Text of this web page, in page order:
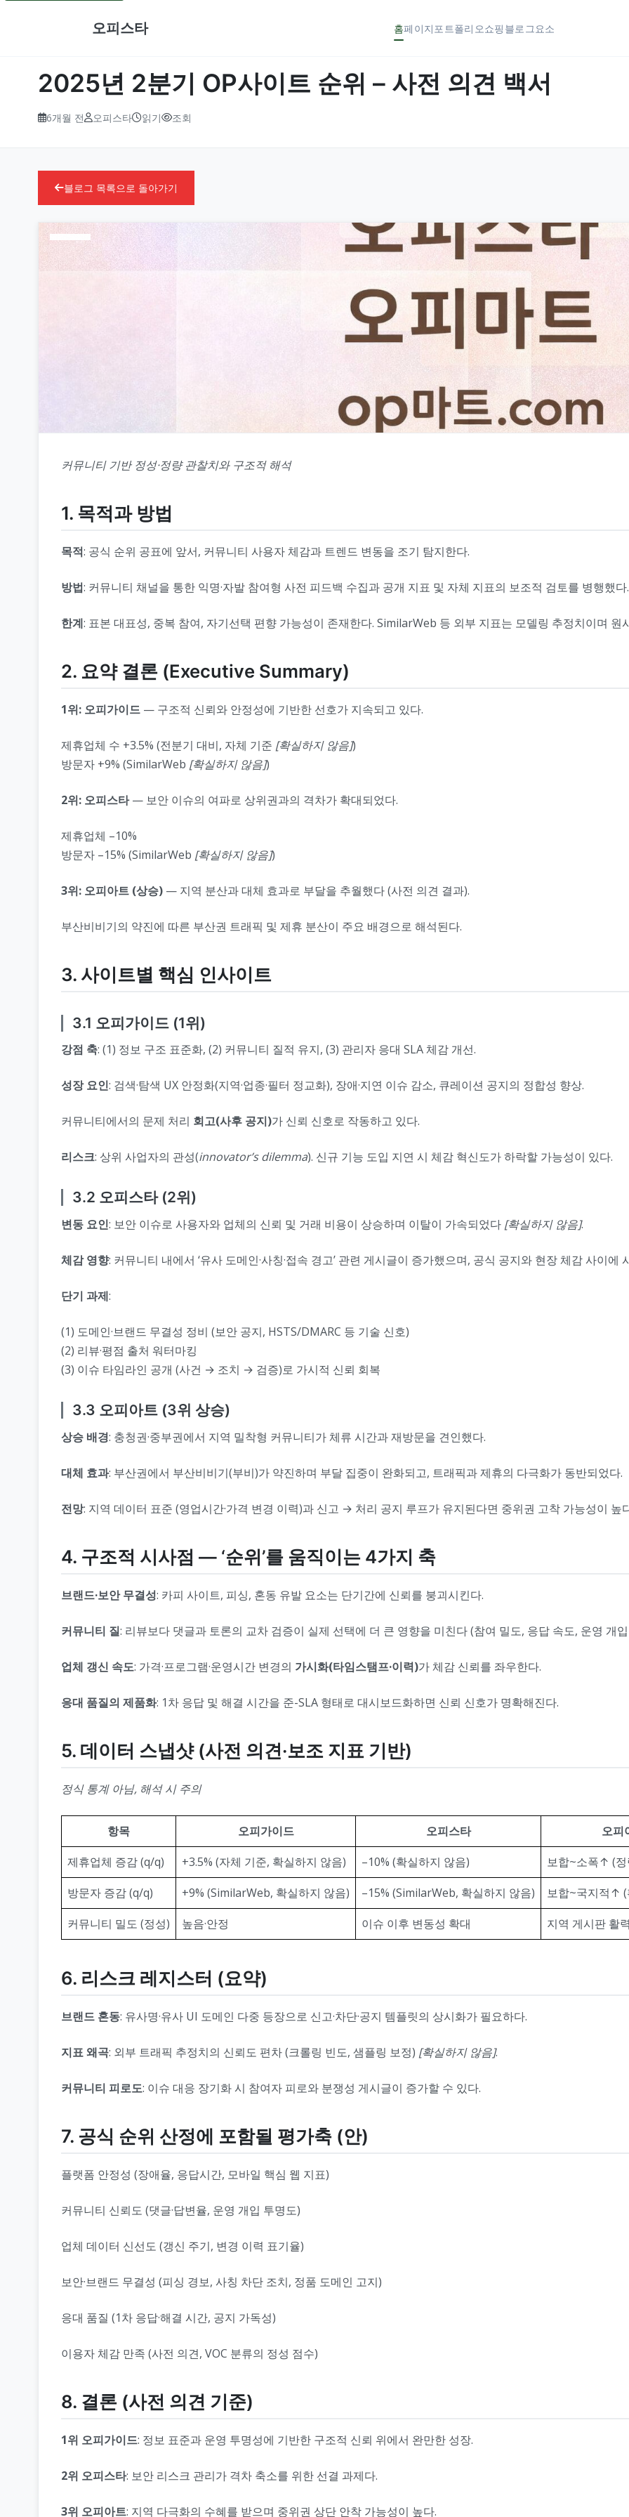
오피스타 홈페이지 포트폴리오쇼핑 블로그 요소
2025년 2분기 OP사이트 순위 – 사전 의견 백서
6개월 전 오피스타 읽기 조회
블로그 목록으로 돌아가기
커뮤니티 기반 정성·정량 관찰치와 구조적 해석
1. 목적과 방법
목적: 공식 순위 공표에 앞서, 커뮤니티 사용자 체감과 트렌드 변동을 조기 탐지한다.
방법: 커뮤니티 채널을 통한 익명·자발 참여형 사전 피드백 수집과 공개 지표 및 자체 지표의 보조적 검토를 병행했다.
한계: 표본 대표성, 중복 참여, 자기선택 편향 가능성이 존재한다. SimilarWeb 등 외부 지표는 모델링 추정치이며 원
2. 요약 결론 (Executive Summary)
1위: 오피가이드 — 구조적 신뢰와 안정성에 기반한 선호가 지속되고 있다.
제휴업체 수 +3.5% (전분기 대비, 자체 기준 [확실하지 않음])
방문자 +9% (SimilarWeb [확실하지 않음])
2위: 오피스타— 보안 이슈의 여파로 상위권과의 격차가 확대되었다.
제휴업체 –10%
방문자 –15% (SimilarWeb [확실하지 않음])
3위: 오피아트 (상승) — 지역 분산과 대체 효과로 부달을 추월했다 (사전 의견 결과).
부산비비기의 약진에 따른 부산권 트래픽 및 제휴 분산이 주요 배경으로 해석된다.
3. 사이트별 핵심 인사이트
3.1 오피가이드 (1위)
강점 축: (1) 정보 구조 표준화, (2) 커뮤니티 질적 유지, (3) 관리자 응대 SLA 체감 개선.
성장 요인: 검색·탐색 UX 안정화(지역·업종·필터 정교화), 장애·지연 이슈 감소, 큐레이션 공지의 정합성 향상.
커뮤니티에서의 문제 처리 회고(사후 공지)가 신뢰 신호로 작동하고 있다.
리스크: 상위 사업자의 관성(innovator’s dilemma). 신규 기능 도입 지연 시 체감 혁신도가 하락할 가능성이 있다.
3.2 오피스타 (2위)
변동 요인: 보안 이슈로 사용자와 업체의 신뢰 및 거래 비용이 상승하며 이탈이 가속되었다 [확실하지 않음].
체감 영향: 커뮤니티 내에서 ‘유사 도메인·사칭·접속 경고’ 관련 게시글이 증가했으며, 공식 공지와 현장 체감 사이에
단기 과제:
(1) 도메인·브랜드 무결성 정비 (보안 공지, HSTS/DMARC 등 기술 신호)
(2) 리뷰·평점 출처 워터마킹
(3) 이슈 타임라인 공개 (사건 → 조치 → 검증)로 가시적 신뢰 회복
3.3 오피아트 (3위 상승)
상승 배경: 충청권·중부권에서 지역 밀착형 커뮤니티가 체류 시간과 재방문을 견인했다.
대체 효과: 부산권에서 부산비비기(부비)가 약진하며 부달 집중이 완화되고, 트래픽과 제휴의 다극화가 동반되었다.
전망: 지역 데이터 표준 (영업시간·가격 변경 이력)과 신고 → 처리 공지 루프가 유지된다면 중위권 고착 가능성이 높
4. 구조적 시사점 — ‘순위’를 움직이는 4가지 축
브랜드·보안 무결성: 카피 사이트, 피싱, 혼동 유발 요소는 단기간에 신뢰를 붕괴시킨다.
커뮤니티 질: 리뷰보다 댓글과 토론의 교차 검증이 실제 선택에 더 큰 영향을 미친다 (참여 밀도, 응답 속도, 운영 개
업체 갱신 속도: 가격·프로그램·운영시간 변경의 가시화(타임스탬프·이력)가 체감 신뢰를 좌우한다.
응대 품질의 제품화: 1차 응답 및 해결 시간을 준-SLA 형태로 대시보드화하면 신뢰 신호가 명확해진다.
5. 데이터 스냅샷 (사전 의견·보조 지표 기반)
정식 통계 아님, 해석 시 주의
항목 오피가이드 오피스타
오피
제휴업체 증감 (q/q)
+3.5% (자체 기준, 확실하지 않음) –10% (확실하지 않음)
보합~소폭↑ (정
방문자 증감 (q/q)
+9% (SimilarWeb, 확실하지 않음) –15% (SimilarWeb, 확실하지 않음)
보합~국지적↑ (
커뮤니티 밀도 (정성)
높음·안정 이슈 이후 변동성 확대 지역 게시판 활
6. 리스크 레지스터 (요약)
브랜드 혼동: 유사명·유사 UI 도메인 다중 등장으로 신고·차단·공지 템플릿의 상시화가 필요하다.
지표 왜곡: 외부 트래픽 추정치의 신뢰도 편차 (크롤링 빈도, 샘플링 보정) [확실하지 않음].
커뮤니티 피로도: 이슈 대응 장기화 시 참여자 피로와 분쟁성 게시글이 증가할 수 있다.
7. 공식 순위 산정에 포함될 평가축 (안)
플랫폼 안정성 (장애율, 응답시간, 모바일 핵심 웹 지표)
커뮤니티 신뢰도 (댓글·답변율, 운영 개입 투명도)
업체 데이터 신선도 (갱신 주기, 변경 이력 표기율)
보안·브랜드 무결성 (피싱 경보, 사칭 차단 조치, 정품 도메인 고지)
응대 품질 (1차 응답·해결 시간, 공지 가독성)
이용자 체감 만족 (사전 의견, VOC 분류의 정성 점수)
8. 결론 (사전 의견 기준)
1위 오피가이드: 정보 표준과 운영 투명성에 기반한 구조적 신뢰 위에서 완만한 성장.
2위 오피스타: 보안 리스크 관리가 격차 축소를 위한 선결 과제다.
3위 오피아트: 지역 다극화의 수혜를 받으며 중위권 상단 안착 가능성이 높다.